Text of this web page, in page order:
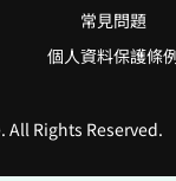
常見問題
個人資料保護條
Rights Reserved.